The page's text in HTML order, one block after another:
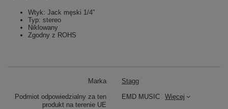
Wtyk: Jack męski 1/4"
Typ: stereo
Niklowany
Zgodny z ROHS
Marka Stagg
Podmiot odpowiedzialny za ten
produkt na terenie UE
EMD MUSIC Więcej